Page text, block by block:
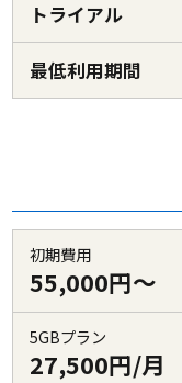
トライアル
最低利用期間
初期費用
55,000円～
5GBプラン
27,500円/月